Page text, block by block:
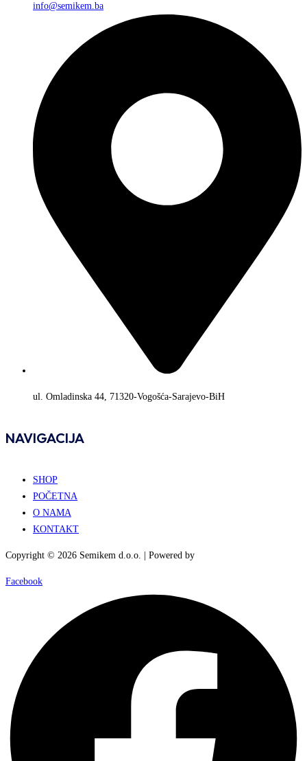
info@semikem.ba
ul. Omladinska 44, 71320-Vogošća-Sarajevo-BiH
NAVIGACIJA
SHOP
POČETNA
O NAMA
KONTAKT
Copyright © 2026 Semikem d.o.o. | Powered by
Facebook